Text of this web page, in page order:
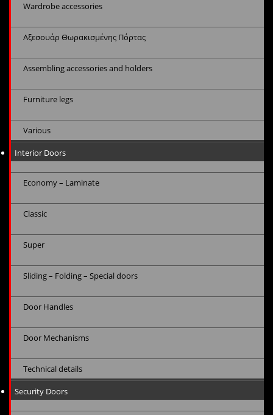
Wardrobe accessories
Αξεσουάρ Θωρακισμένης Πόρτας
Assembling accessories and holders
Furniture legs
Various
Interior Doors
Economy – Laminate
Classic
Super
Sliding – Folding – Special doors
Door Handles
Door Mechanisms
Technical details
Security Doors